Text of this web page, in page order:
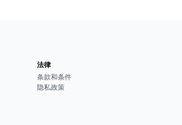
法律
条款和条件
隐私政策